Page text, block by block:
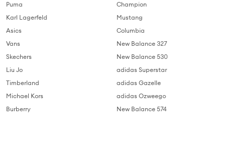
Puma
Karl Lagerfeld
Asics
Vans
Skechers
Liu Jo
Timberland
Michael Kors
Burberry
Champion
Mustang
Columbia
New Balance 327
New Balance 530
adidas Superstar
adidas Gazelle
adidas Ozweego
New Balance 574